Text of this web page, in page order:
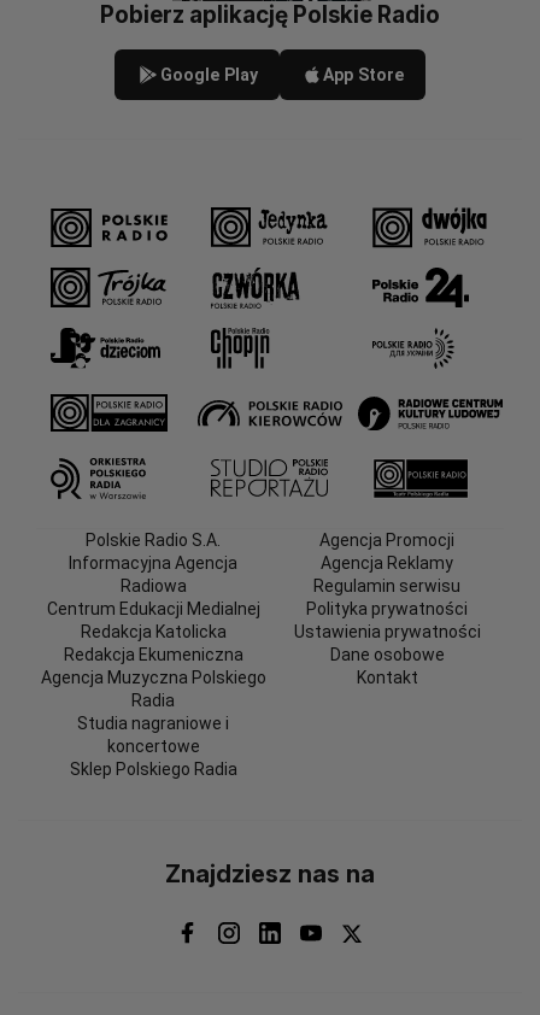
Pobierz aplikację Polskie Radio
Google Play App Store
Polskie Radio S.A.
Informacyjna Agencja
Radiowa
Centrum Edukacji Medialnej
Redakcja Katolicka
Redakcja Ekumeniczna
Agencja Muzyczna Polskiego
Radia
Studia nagraniowe i
koncertowe
Sklep Polskiego Radia
Agencja Promocji
Agencja Reklamy
Regulamin serwisu
Polityka prywatności
Ustawienia prywatności
Dane osobowe
Kontakt
Znajdziesz nas na